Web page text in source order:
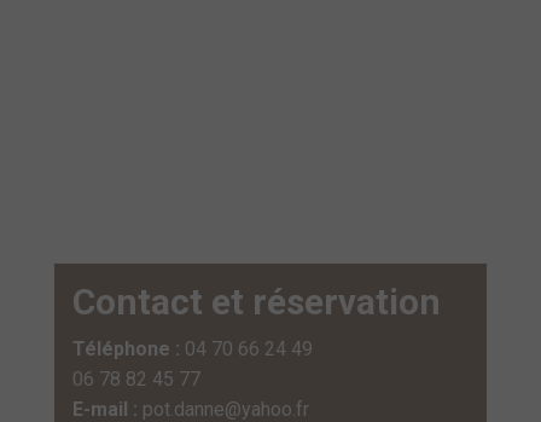
Contact et réservation
Téléphone : 04 70 66 24 49
06 78 82 45 77
E-mail : pot.danne@yahoo.fr